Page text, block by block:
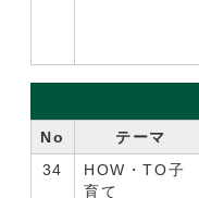
No テーマ
34
HOW・TO子
育て